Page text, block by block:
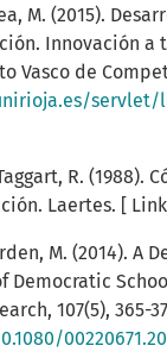
M. (2015).
Innovación a
Vasco de
servlet/
R. (1988).
Laertes. [
M. (2014). A
Democratic
107(5), 365-